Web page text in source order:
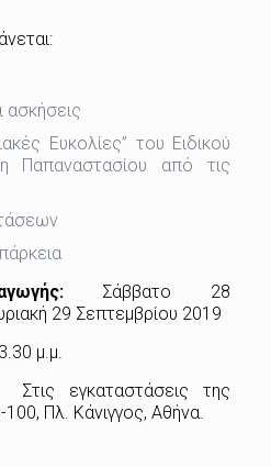
ασκήσεις
Ευκολίες” του Ειδικού
Παπαναστασίου από τις
Σάββατο 28
29 Σεπτεμβρίου 2019
μ.μ.
εγκαταστάσεις της
100, Πλ. Κάνιγγος, Αθήνα.